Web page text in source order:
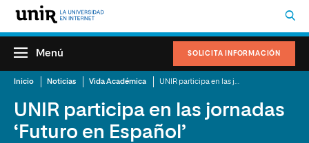
SOLICITA INFORMACIÓN
Menú
Inicio Noticias Vida Académica
UNIR participa en las jornadas
‘Futuro en Español’